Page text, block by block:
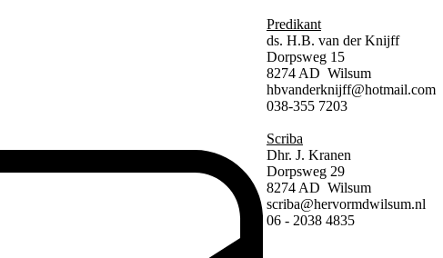
Predikant
ds. H.B. van der Knijff
Dorpsweg 15
8274 AD Wilsum
hbvanderknijff@hotmail.com
038-355 7203
Scriba
Dhr. J. Kranen
Dorpsweg 29
8274 AD Wilsum
scriba@hervormdwilsum.nl
06 - 2038 4835